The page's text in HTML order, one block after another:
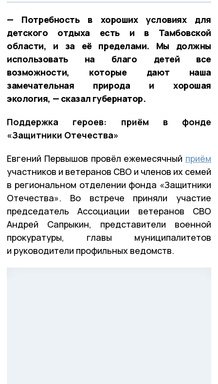
— Потребность в хороших условиях для
детского отдыха есть и в Тамбовской
области, и за её пределами. Мы должны
использовать на благо детей все
возможности, которые дают наша
замечательная природа и хорошая
экология, — сказал губернатор.
Поддержка героев: приём в фонде
«Защитники Отечества»
Евгений Первышов провёл ежемесячный приём
участников и ветеранов СВО и членов их семей
в региональном отделении фонда «Защитники
Отечества». Во встрече приняли участие
председатель Ассоциации ветеранов СВО
Андрей Сапрыкин, представители военной
прокуратуры, главы муниципалитетов
и руководители профильных ведомств.